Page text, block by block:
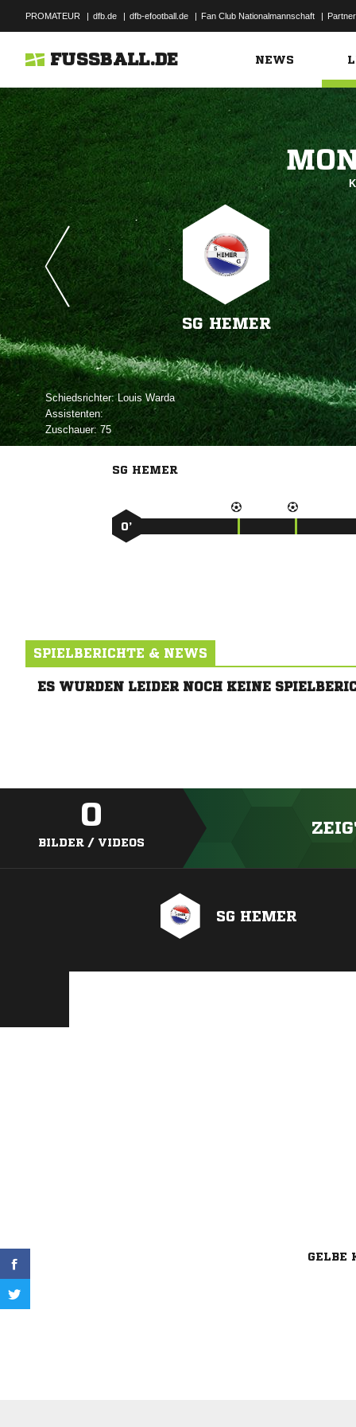
PROMATEUR | dfb.de | dfb-efootball.de | Fan Club Nationalmannschaft | Partner
FUSSBALL.DE NEWS
SG HEMER
Schiedsrichter:  
Assistenten:
Zuschauer:75
SG HEMER
0’
SPIELBERICHTE & NEWS
ES WURDEN LEIDER NOCH KEINE
0
BILDER / VIDEOS
SG HEMER
GELBE